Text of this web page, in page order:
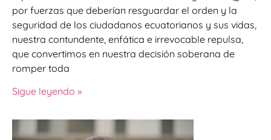
por fuerzas que deberían resguardar el orden y la
seguridad de los ciudadanos ecuatorianos y sus vidas,
nuestra contundente, enfática e irrevocable repulsa,
que convertimos en nuestra decisión soberana de
romper toda
Sigue leyendo »